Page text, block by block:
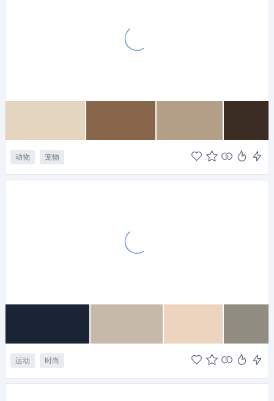
动物 宠物
运动 时尚